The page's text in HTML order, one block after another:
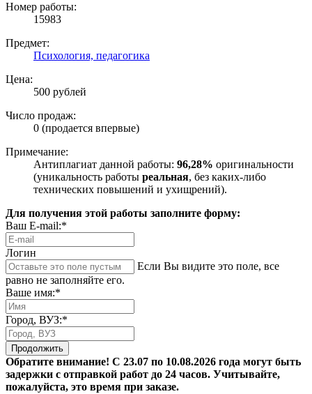
Номер работы:
15983
Предмет:
Психология, педагогика
Цена:
500 рублей
Число продаж:
0 (продается впервые)
Примечание:
Антиплагиат данной работы: 96,28% оригинальности
(уникальность работы реальная, без каких-либо
технических повышений и ухищрений).
Для получения этой работы заполните форму:
Ваш E-mail:*
Логин
Если Вы видите это поле, все
равно не заполняйте его.
Ваше имя:*
Город, ВУЗ:*
Продолжить
Обратите внимание! С 23.07 по 10.08.2026 года могут быть
задержки с отправкой работ до 24 часов. Учитывайте,
пожалуйста, это время при заказе.